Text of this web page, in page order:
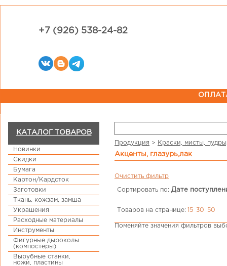
+7 (926) 538-24-82
КАТАЛОГ ТОВАРОВ
Новинки
Скидки
Бумага
Картон/Кардсток
Заготовки
Ткань, кожзам, замша
Украшения
Расходные материалы
Инструменты
Фигурные дыроколы
(компостеры)
Вырубные станки,
ножи, пластины
Продукция > Краски, мисты,
акценты, глазурь,лак
Очистить фильтр
Сортировать по: Дате
Товаров на странице: 15 30 50
Поменяйте значения фильтров